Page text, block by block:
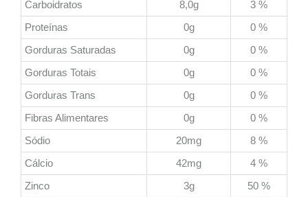
Carboidratos
8,0g
3 %
Proteínas
0g
0 %
Gorduras Saturadas
0g
0 %
Gorduras Totais
0g
0 %
Gorduras Trans
0g
0 %
Fibras Alimentares
0g
0 %
Sódio
20mg
8 %
Cálcio
42mg
4 %
Zinco
3g
50 %